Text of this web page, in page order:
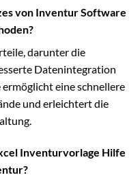
von Inventur Software
darunter die
Datenintegration
eine schnellere
und erleichtert die
Inventurvorlage Hilfe